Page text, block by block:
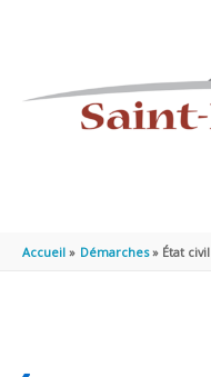
Accueil Démarches État civil